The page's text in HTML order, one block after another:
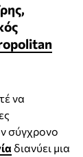
να
σύγχρονο
διανύει μια